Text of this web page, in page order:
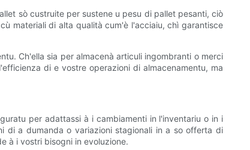
sò custruite per sustene u pesu di pallet pesanti, ciò
materiali di alta qualità cum'è l'acciaiu, chì garantisce
Ch'ella sia per almacenà articuli ingombranti o merci
di e vostre operazioni di almacenamentu, ma
per adattassi à i cambiamenti in l'inventariu o in i
di a dumanda o variazioni stagionali in a so offerta di
à i vostri bisogni in evoluzione.